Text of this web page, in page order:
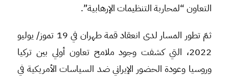
التعاون “لمحاربة التنظيمات الإرهابية”.
ثمّ تطور المسار لدى انعقاد قمة طهران في 19 تموز/ يوليو
2022، التي كشفت وجود ملامح تعاون أولي بين تركيا
وروسيا وعودة الحضور الإيراني ضد السياسات الأمريكية في